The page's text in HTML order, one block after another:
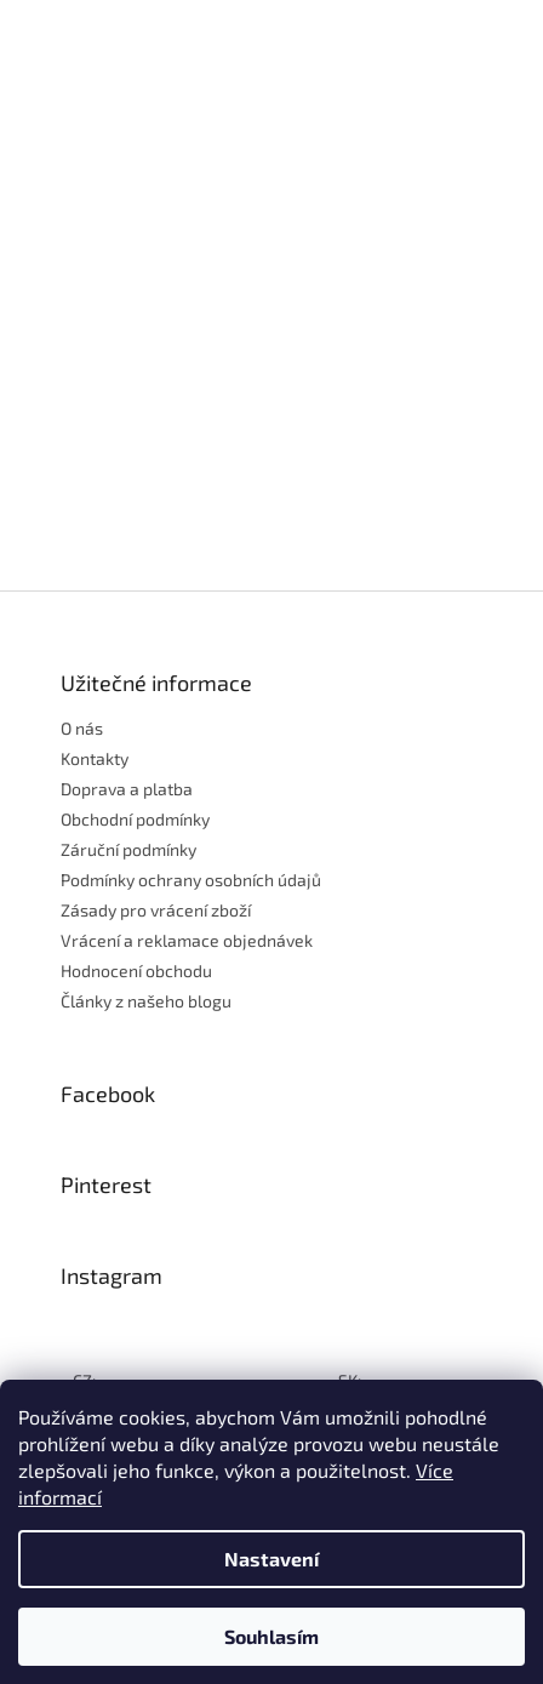
Používáme cookies, abychom Vám umožnili pohodlné
prohlížení webu a díky analýze provozu webu neustále
zlepšovali jeho funkce, výkon a použitelnost. Více
informací
Nastavení
Souhlasím
Na přelomu července a srpna může dojít k určitému zpoždění
dodávek zboží do našeho skladu, a tím i k prodloužení termínu
doručení Vaší objednávky, a to z důvodu celozávodních
dovolených našich slovinských dodavatelů. Děkujeme za
Užitečné informace
O nás
Kontakty
Doprava a platba
Obchodní podmínky
Záruční podmínky
Podmínky ochrany osobních údajů
Zásady pro vrácení zboží
Vrácení a reklamace objednávek
Hodnocení obchodu
Články z našeho blogu
Facebook
Pinterest
Instagram
CZ: SK:
Vytvořil Shoptet
© 1993–2026INTEA SERVICE s.r.o.Všechna práva vyhrazena.